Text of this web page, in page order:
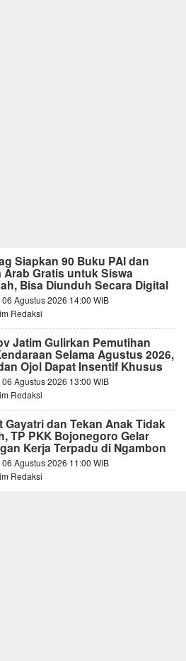
Siapkan 90 Buku PAI dan
Arab Gratis untuk Siswa
Bisa Diunduh Secara Digital
06 Agustus 2026 14:00 WIB
Redaksi
Jatim Gulirkan Pemutihan
Selama Agustus 2026,
Ojol Dapat Insentif Khusus
06 Agustus 2026 13:00 WIB
Redaksi
Gayatri dan Tekan Anak Tidak
TP PKK Bojonegoro Gelar
Kerja Terpadu di Ngambon
06 Agustus 2026 11:00 WIB
Redaksi